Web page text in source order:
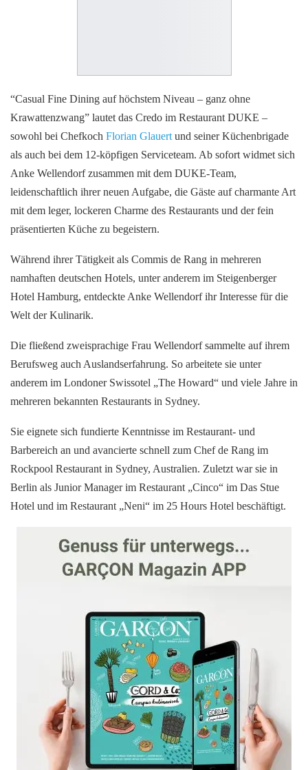
“Casual Fine Dining auf höchstem Niveau – ganz ohne
Krawattenzwang” lautet das Credo im Restaurant DUKE –
sowohl bei Chefkoch Florian Glauert und seiner Küchenbrigade
als auch bei dem 12-köpfigen Serviceteam. Ab sofort widmet sich
Anke Wellendorf zusammen mit dem DUKE-Team,
leidenschaftlich ihrer neuen Aufgabe, die Gäste auf charmante Art
mit dem leger, lockeren Charme des Restaurants und der fein
präsentierten Küche zu begeistern.
Während ihrer Tätigkeit als Commis de Rang in mehreren
namhaften deutschen Hotels, unter anderem im Steigenberger
Hotel Hamburg, entdeckte Anke Wellendorf ihr Interesse für die
Welt der Kulinarik.
Die fließend zweisprachige Frau Wellendorf sammelte auf ihrem
Berufsweg auch Auslandserfahrung. So arbeitete sie unter
anderem im Londoner Swissotel „The Howard“ und viele Jahre in
mehreren bekannten Restaurants in Sydney.
Sie eignete sich fundierte Kenntnisse im Restaurant- und
Barbereich an und avancierte schnell zum Chef de Rang im
Rockpool Restaurant in Sydney, Australien. Zuletzt war sie in
Berlin als Junior Manager im Restaurant „Cinco“ im Das Stue
Hotel und im Restaurant „Neni“ im 25 Hours Hotel beschäftigt.